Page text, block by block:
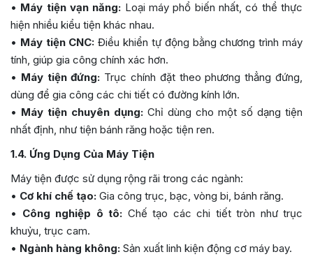
• Máy tiện vạn năng: Loại máy phổ biến nhất, có thể thực
hiện nhiều kiểu tiện khác nhau.
• Máy tiện CNC: Điều khiển tự động bằng chương trình máy
tính, giúp gia công chính xác hơn.
• Máy tiện đứng: Trục chính đặt theo phương thẳng đứng,
dùng để gia công các chi tiết có đường kính lớn.
• Máy tiện chuyên dụng: Chỉ dùng cho một số dạng tiện
nhất định, như tiện bánh răng hoặc tiện ren.
1.4. Ứng Dụng Của Máy Tiện
Máy tiện được sử dụng rộng rãi trong các ngành:
• Cơ khí chế tạo: Gia công trục, bạc, vòng bi, bánh răng.
• Công nghiệp ô tô: Chế tạo các chi tiết tròn như trục
khuỷu, trục cam.
• Ngành hàng không: Sản xuất linh kiện động cơ máy bay.